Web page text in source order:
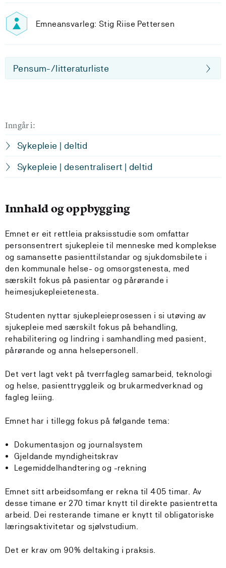
Emneansvarleg: Stig Riise Pettersen
Pensum-/litteraturliste
Inngår i:
Sykepleie | deltid
Sykepleie | desentralisert | deltid
Innhald og oppbygging
Emnet er eit rettleia praksisstudie som omfattar
personsentrert sjukepleie til menneske med komplekse
og samansette pasienttilstandar og sjukdomsbilete i
den kommunale helse- og omsorgstenesta, med
særskilt fokus på pasientar og pårørande i
heimesjukepleietenesta.
Studenten nyttar sjukepleieprosessen i si utøving av
sjukepleie med særskilt fokus på behandling,
rehabilitering og lindring i samhandling med pasient,
pårørande og anna helsepersonell.
Det vert lagt vekt på tverrfagleg samarbeid, teknologi
og helse, pasienttryggleik og brukarmedverknad og
fagleg leiing.
Emnet har i tillegg fokus på følgande tema:
Dokumentasjon og journalsystem
Gjeldande myndigheitskrav
Legemiddelhandtering og -rekning
Emnet sitt arbeidsomfang er rekna til 405 timar. Av
desse timane er 270 timar knytt til direkte pasientretta
arbeid. Dei resterande timane er knytt til obligatoriske
læringsaktivitetar og sjølvstudium.
Det er krav om 90% deltaking i praksis.